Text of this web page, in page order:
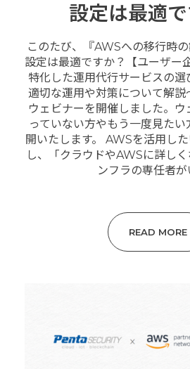
設定は最適で
このたび、『AWSへの移行時
設定は最適ですか？【ユーザー
特化した運用代行サービスの
適切な運用や対策について解説
ウェビナーを開催しました。
っていない方やもう一度見た
開いたします。 AWSを活用し
し、「クラウドやAWSに詳し
ンフラの専任者が
READ MORE